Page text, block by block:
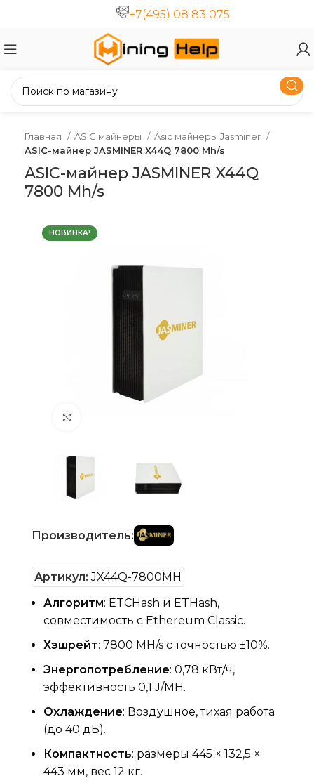
+7(495) 08 83 075
Главная ASIC майнеры
Asic майнеры Jasminer
ASIC-майнер JASMINER X44Q 7800 Mh/s
ASIC-майнер JASMINER X44Q
7800 Mh/s
НОВИНКА!
Производитель:
Артикул:JX44Q-7800MH
Алгоритм: ETCHash и ETHash,
совместимость с Ethereum Classic.
Хэшрейт: 7800 MH/s с точностью ±10%.
Энергопотребление: 0,78 кВт/ч,
эффективность 0,1 J/MH.
Охлаждение: Воздушное, тихая работа
(до 40 дБ).
Компактность: размеры 445 × 132,5 ×
443 мм, вес 12 кг.